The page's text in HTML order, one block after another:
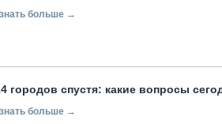
больше →
городов спустя: какие вопросы
больше →